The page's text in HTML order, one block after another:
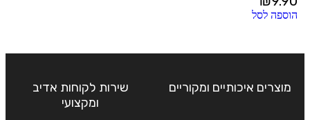
הוספה לסל
מוצרים איכותיים ומקוריים
שירות לקוחות אדיב
ומקצועי